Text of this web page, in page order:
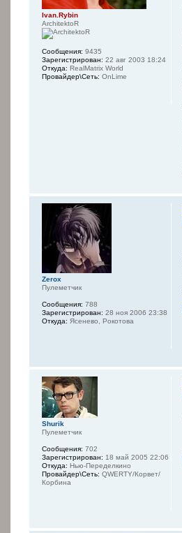
Ivan.Rybin
ArchitektoR
Сообщения: 9435
Зарегистрирован: 22 авг 2003 18:24
Откуда: RealMatrix World
Провайдер\Сеть: OnLime
Zerox
Пулеметчик
Сообщения: 788
Зарегистрирован: 28 ноя 2006 23:38
Откуда: Ясенево, Рокотова
Shurik
Пулеметчик
Сообщения: 702
Зарегистрирован: 18 май 2005 22:06
Откуда: Нью-Переделкино
Провайдер\Сеть: QWERTY/Корвет/
Корбина